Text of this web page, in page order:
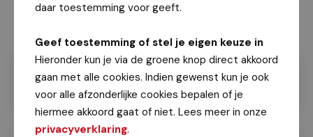
daar toestemming voor geeft.
Geef toestemming of stel je eigen keuze in
Hieronder kun je via de groene knop direct akkoord
gaan met alle cookies. Indien gewenst kun je ook
voor alle afzonderlijke cookies bepalen of je
hiermee akkoord gaat of niet. Lees meer in onze
privacyverklaring.